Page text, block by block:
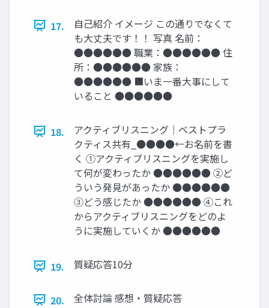
17.
自己紹介 イメージ この通りでなくて
も大丈夫です！！ 写真 名前：
●●●●●● 職業：●●●●●● 住
所：●●●●●● 家族：
●●●●●● ■いま一番大事にして
いること ●●●●●●
18.
アクティブリスニング｜ベストプラ
クティス共有_●●●●←お名前を書
く ①アクティブリスニングを実施し
て何が変わったか ●●●●●● ②ど
ういう発見があったか ●●●●●●
③どう感じたか ●●●●●● ④これ
からアクティブリスニングをどのよ
うに実施していくか ●●●●●●
19. 質疑応答10分
20. 全体討論 感想・質疑応答